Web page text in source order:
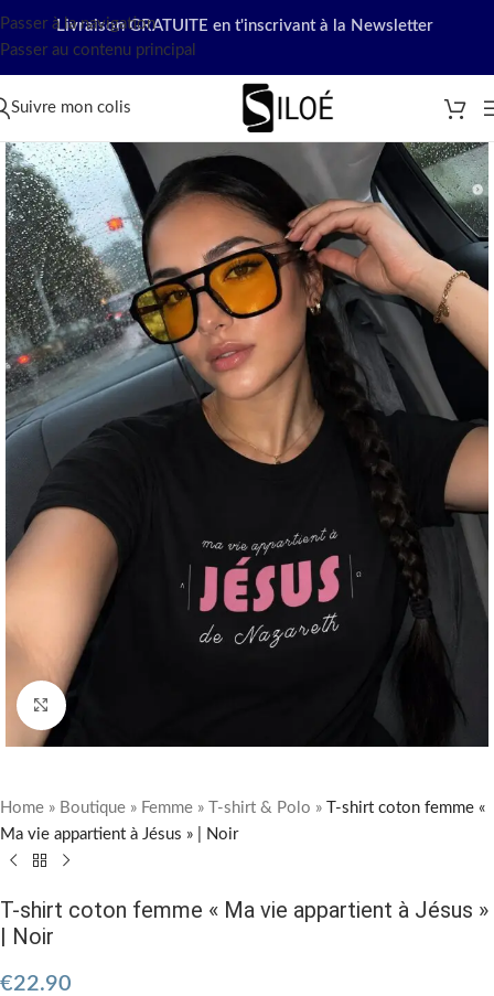
Passer à la navigation
Passer au contenu principal
Livraison GRATUITE en t'inscrivant à la Newsletter
Suivre mon colis
Cliquez pour agrandir
Home » Boutique » Femme » T-shirt & Polo » T-shirt coton femme «
Ma vie appartient à Jésus » | Noir
T-shirt coton femme « Ma vie appartient à Jésus »
| Noir
€22.90